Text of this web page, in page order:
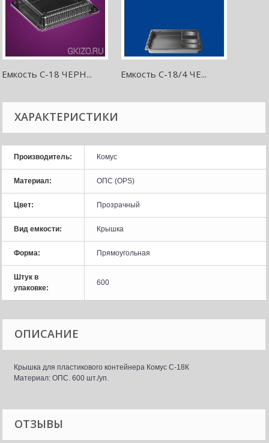
Емкость С-18 ЧЕРН... Емкость С-18/4 ЧЕ...
ХАРАКТЕРИСТИКИ
Производитель: Комус
Материал: ОПС (OPS)
Цвет: Прозрачный
Вид емкости: Крышка
Форма: Прямоугольная
Штук в
упаковке:
600
ОПИСАНИЕ
Крышка для пластикового контейнера Комус С-18К
Материал: ОПС. 600 шт./уп.
ОТЗЫВЫ